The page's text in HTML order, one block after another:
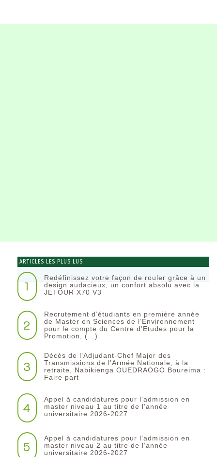
ARTICLES LES PLUS LUS
1
Redéfinissez votre façon de rouler grâce à un
design audacieux, un confort absolu avec la
JETOUR X70 V3
2
Recrutement d’étudiants en première année
de Master en Sciences de l’Environnement
pour le compte du Centre d’Etudes pour la
Promotion, (…)
3
Décès de l’Adjudant-Chef Major des
Transmissions de l’Armée Nationale, à la
retraite, Nabikienga OUEDRAOGO Boureima :
Faire part
4
Appel à candidatures pour l’admission en
master niveau 1 au titre de l’année
universitaire 2026-2027
5
Appel à candidatures pour l’admission en
master niveau 2 au titre de l’année
universitaire 2026-2027